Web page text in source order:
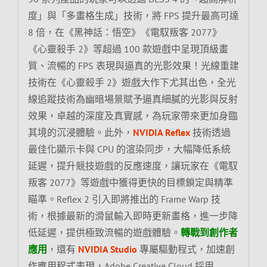
度」與「多畫格生成」技術，將 FPS 提升最高可達
8 倍，在《黑神話：悟空》《電馭叛客 2077》
《心靈殺手 2》等超過 100 款遊戲中呈現頂級畫
質、流暢的 FPS 表現與逼真的光影效果！光線重建
技術在《心靈殺手 2》遊戲大作下尤其出色，全光
線追蹤技術為幽暗場景賦予逼真細膩的光影與反射
效果，卓越的深度及真實感，為玩家帶來更加身臨
其境的沉浸體驗。此外， NVIDIA Reflex技術透過
最佳化顯示卡與 CPU 的渲染同步，大幅降低系統
延遲，提升競技遊戲的反應速度，讓玩家在《電馭
叛客 2077》等遊戲中獲得更快的目標鎖定與精準
瞄準。Reflex 2 引入即將推出的 Frame Warp 技
術，根據最新的滑鼠輸入即時更新畫格，進一步降
低延遲，提供極致流暢的遊戲體驗。 轉戰到創作者
應用 ，還有 NVIDIA Studio 專屬驅動程式，加速創